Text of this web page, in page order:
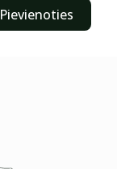
Pievienoties